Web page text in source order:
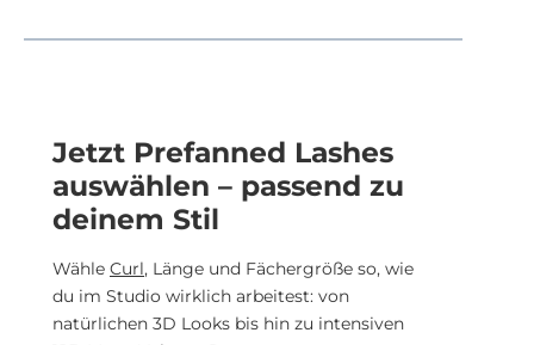
Jetzt Prefanned Lashes
auswählen – passend zu
deinem Stil
Wähle Curl, Länge und Fächergröße so, wie
du im Studio wirklich arbeitest: von
natürlichen 3D Looks bis hin zu intensiven